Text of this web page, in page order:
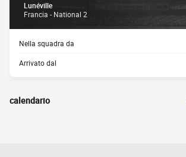
Lunéville
Francia - National 2
Nella squadra da
Arrivato dal
calendario